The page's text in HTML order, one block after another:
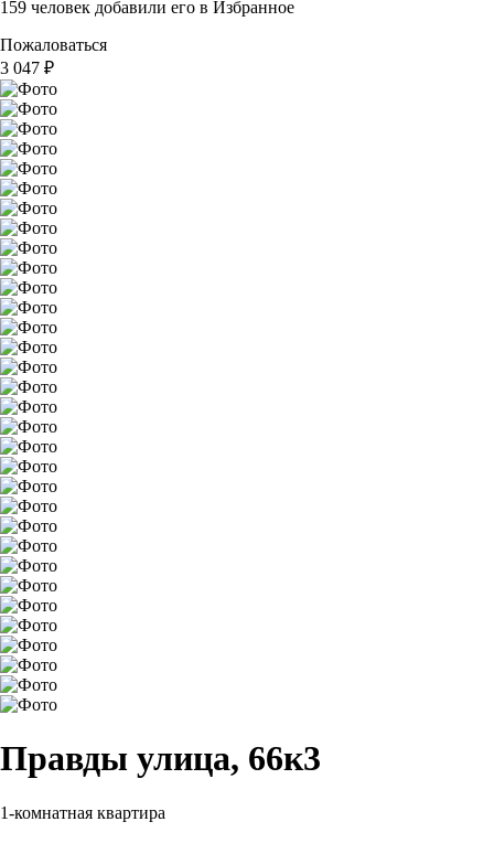
159 человек добавили его в Избранное
Пожаловаться
3 047 ₽
Правды улица, 66к3
1-комнатная квартира